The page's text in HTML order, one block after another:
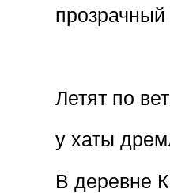
прозрачный
Летят по
у хаты
В деревне